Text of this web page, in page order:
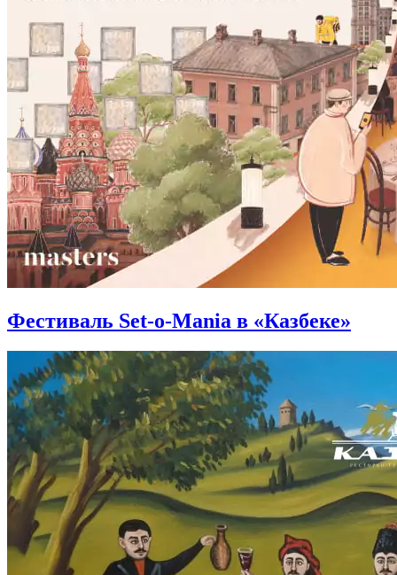
Фестиваль Set-o-Mania в «Казбеке»